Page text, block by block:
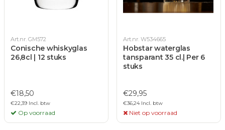
Art.nr. GM572
Conische whiskyglas
26,8cl | 12 stuks
€18,50
€22,39 Incl. btw
Op voorraad
Art.nr. W534665
Hobstar waterglas
tansparant 35 cl.| Per 6
stuks
€29,95
€36,24 Incl. btw
Niet op voorraad